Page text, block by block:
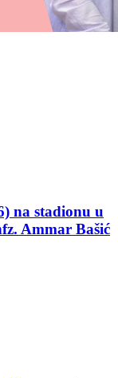
na stadionu u
Ammar Bašić